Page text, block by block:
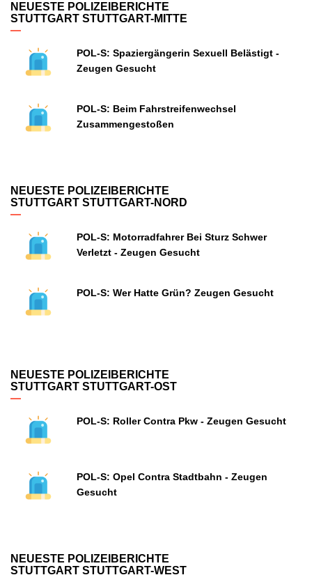
NEUESTE POLIZEIBERICHTE
STUTTGART STUTTGART-MITTE
POL-S: Spaziergängerin Sexuell Belästigt -
Zeugen Gesucht
POL-S: Beim Fahrstreifenwechsel
Zusammengestoßen
NEUESTE POLIZEIBERICHTE
STUTTGART STUTTGART-NORD
POL-S: Motorradfahrer Bei Sturz Schwer
Verletzt - Zeugen Gesucht
POL-S: Wer Hatte Grün? Zeugen Gesucht
NEUESTE POLIZEIBERICHTE
STUTTGART STUTTGART-OST
POL-S: Roller Contra Pkw - Zeugen Gesucht
POL-S: Opel Contra Stadtbahn - Zeugen
Gesucht
NEUESTE POLIZEIBERICHTE
STUTTGART STUTTGART-WEST